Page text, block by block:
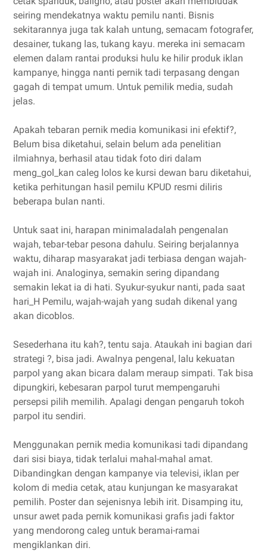
seiring mendekatnya waktu pemilu nanti. Bisnis
sekitarannya juga tak kalah untung, semacam fotografer,
desainer, tukang las, tukang kayu. mereka ini semacam
elemen dalam rantai produksi hulu ke hilir produk iklan
kampanye, hingga nanti pernik tadi terpasang dengan
gagah di tempat umum. Untuk pemilik media, sudah
jelas.
Apakah tebaran pernik media komunikasi ini efektif?,
Belum bisa diketahui, selain belum ada penelitian
ilmiahnya, berhasil atau tidak foto diri dalam
meng_gol_kan caleg lolos ke kursi dewan baru diketahui,
ketika perhitungan hasil pemilu KPUD resmi diliris
beberapa bulan nanti.
Untuk saat ini, harapan minimaladalah pengenalan
wajah, tebar-tebar pesona dahulu. Seiring berjalannya
waktu, diharap masyarakat jadi terbiasa dengan wajah-
wajah ini. Analoginya, semakin sering dipandang
semakin lekat ia di hati. Syukur-syukur nanti, pada saat
hari_H Pemilu, wajah-wajah yang sudah dikenal yang
akan dicoblos.
Sesederhana itu kah?, tentu saja. Ataukah ini bagian dari
strategi ?, bisa jadi. Awalnya pengenal, lalu kekuatan
parpol yang akan bicara dalam meraup simpati. Tak bisa
dipungkiri, kebesaran parpol turut mempengaruhi
persepsi pilih memilih. Apalagi dengan pengaruh tokoh
parpol itu sendiri.
Menggunakan pernik media komunikasi tadi dipandang
dari sisi biaya, tidak terlalui mahal-mahal amat.
Dibandingkan dengan kampanye via televisi, iklan per
kolom di media cetak, atau kunjungan ke masyarakat
pemilih. Poster dan sejenisnya lebih irit. Disamping itu,
unsur awet pada pernik komunikasi grafis jadi faktor
yang mendorong caleg untuk beramai-ramai
mengiklankan diri.